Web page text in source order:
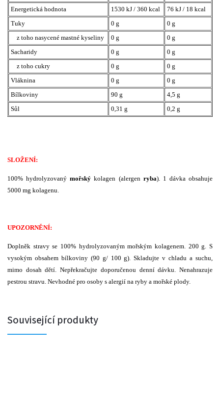
Energetická hodnota
1530 kJ / 360 kcal
76 kJ / 18 kcal
Tuky
0 g
0 g
z toho nasycené mastné kyseliny
0 g
0 g
Sacharidy
0 g
0 g
z toho cukry
0 g
0 g
Vláknina
0 g
0 g
Bílkoviny
90 g
4,5 g
Sůl
0,31 g 0,2 g
SLOŽENÍ:
100% hydrolyzovanýmořský kolagen (alergen ryba). 1 dávka obsahuje
5000 mg kolagenu.
UPOZORNĚNÍ:
Doplněk stravy se 100% hydrolyzovaným mořským kolagenem. 200 g. S
vysokým obsahem bílkoviny (90 g/ 100 g). Skladujte v chladu a suchu,
mimo dosah dětí. Nepřekračujte doporučenou denní dávku. Nenahrazuje
pestrou stravu. Nevhodné pro osoby s alergií na ryby a mořské plody.
Související produkty